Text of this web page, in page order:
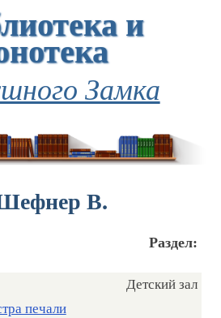
и
Замка
В.
Раздел:
печали
Детский зал